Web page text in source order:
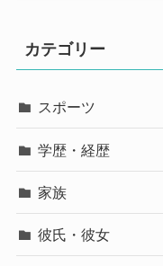
カテゴリー
スポーツ
学歴・経歴
家族
彼氏・彼女